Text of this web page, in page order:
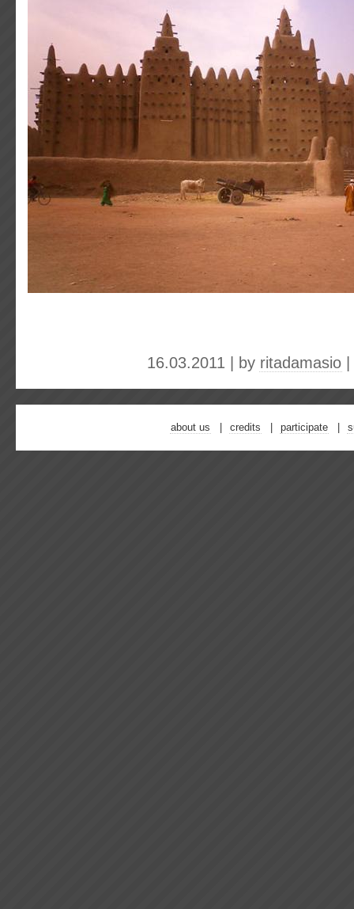
16.03.2011 | by ritadamasio
about us credits participate